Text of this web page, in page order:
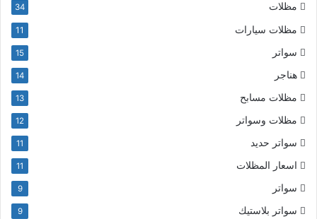
مظلات 34
مظلات سيارات 11
سواتر 15
هناجر 14
مظلات مسابح 13
مظلات وسواتر 12
سواتر حديد 11
اسعار المظلات 11
سواتر 9
سواتر بلاستيك 9